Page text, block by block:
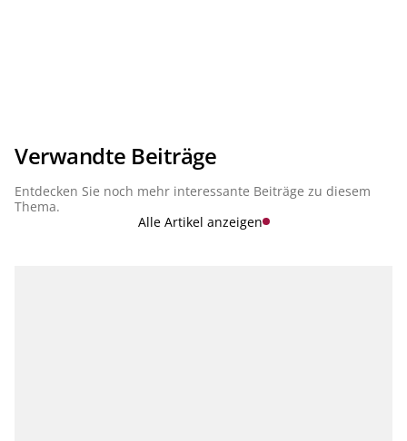
Verwandte Beiträge
Entdecken Sie noch mehr interessante Beiträge zu diesem
Thema.
Alle Artikel anzeigen